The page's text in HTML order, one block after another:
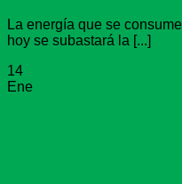
La energía que se
hoy se subastará la [...]
14
Ene